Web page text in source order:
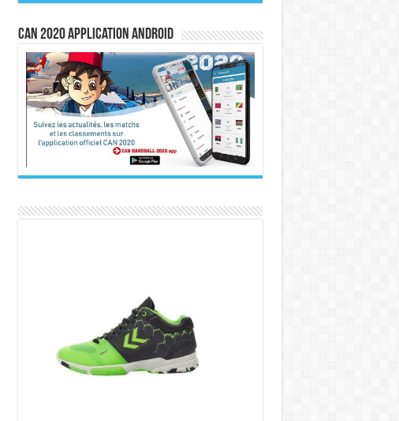
CAN 2020 Application Android